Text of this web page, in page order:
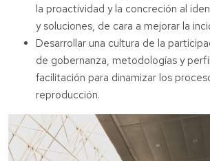
la proactividad y la concreción al
y soluciones, de cara a mejorar la
Desarrollar una cultura de la
de gobernanza, metodologías y
facilitación para dinamizar los
reproducción.